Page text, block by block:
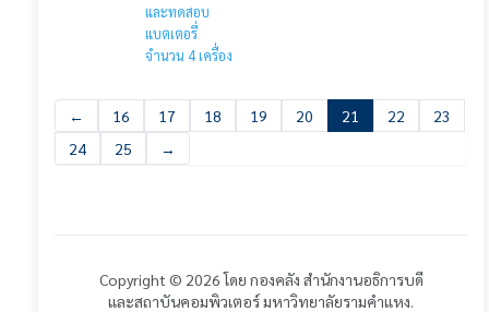
และทดสอบ
แบตเตอรี่
จำนวน 4 เครื่อง
← 16 17 18 19 20 21 22
23
24
25 →
Copyright © 2026 โดย กองคลัง สำนักงานอธิการบดี
และสถาบันคอมพิวเตอร์ มหาวิทยาลัยรามคำแหง.